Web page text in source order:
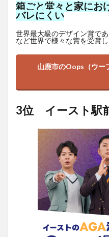
箱ごと堂々と家にお
バレにくい
世界最大級のデザイン賞で
など世界で様々な賞を受賞
山鹿市のOops（ウー
3位 イースト駅